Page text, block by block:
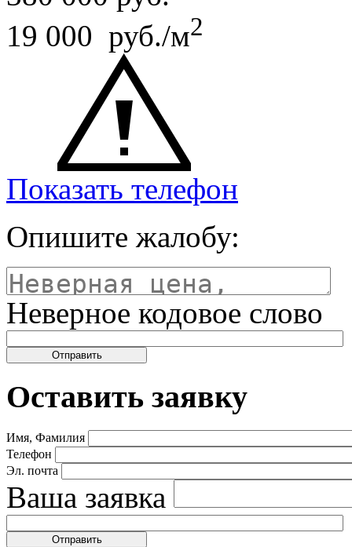
19 000 руб./м2
Показать телефон
Опишите жалобу:
Неверное кодовое слово
Оставить заявку
Имя, Фамилия
Телефон
Эл. почта
Ваша заявка